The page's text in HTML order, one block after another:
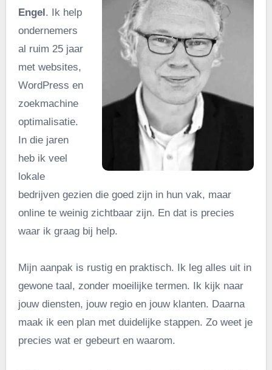
Engel. Ik help
ondernemers
al ruim 25 jaar
met websites,
WordPress en
zoekmachine
optimalisatie.
In die jaren
heb ik veel
lokale
bedrijven gezien die goed zijn in hun vak, maar
online te weinig zichtbaar zijn. En dat is precies
waar ik graag bij help.
Mijn aanpak is rustig en praktisch. Ik leg alles uit in
gewone taal, zonder moeilijke termen. Ik kijk naar
jouw diensten, jouw regio en jouw klanten. Daarna
maak ik een plan met duidelijke stappen. Zo weet je
precies wat er gebeurt en waarom.